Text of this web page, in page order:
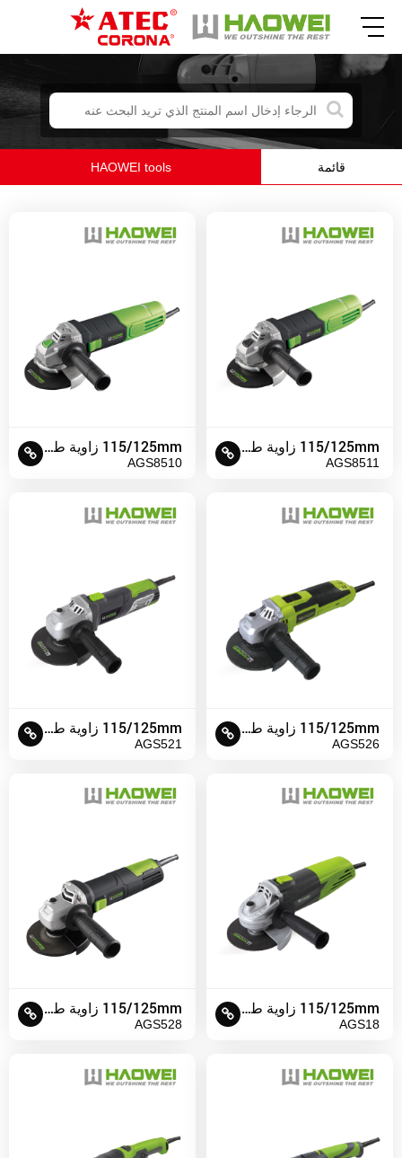
HAOWEI tools قائمة
115/125mm زاوية طاحونة
AGS8510
115/125mm زاوية طاحونة
AGS8511
115/125mm زاوية طاحونة
AGS521
115/125mm زاوية طاحونة
AGS526
115/125mm زاوية طاحونة
AGS528
115/125mm زاوية طاحونة
AGS18